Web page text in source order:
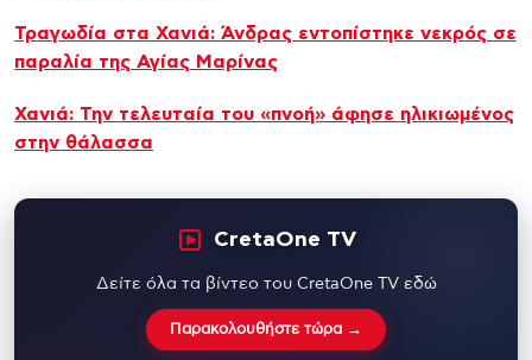
Τραγωδία στα Χανιά: Άνδρας εντοπίστηκε νεκρός σε
παραλία της Αγίας Μαρίνας
Χανιά: Την τελευταία του «πνοή» άφησε ηλικιωμένος
στην θάλασσα
CretaOne TV
Δείτε όλα τα βίντεο του CretaOne TV εδώ
Παρακολουθήστε τώρα →